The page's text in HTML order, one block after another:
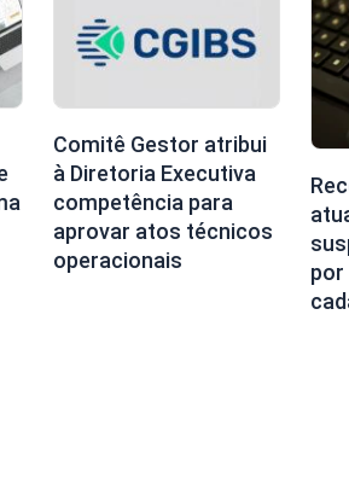
Comitê Gestor atribui
à Diretoria Executiva
competência para
aprovar atos técnicos
operacionais
por